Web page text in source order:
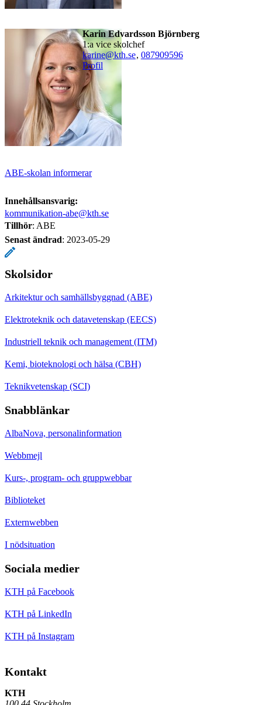
Karin Edvardsson Björnberg
1:a vice skolchef
karine@kth.se, 087909596
Profil
ABE-skolan informerar
Innehållsansvarig:
kommunikation-abe@kth.se
Tillhör: ABE
Senast ändrad: 2023-05-29
Skolsidor
Arkitektur och samhällsbyggnad (ABE)
Elektroteknik och datavetenskap (EECS)
Industriell teknik och management (ITM)
Kemi, bioteknologi och hälsa (CBH)
Teknikvetenskap (SCI)
Snabblänkar
AlbaNova, personalinformation
Webbmejl
Kurs-, program- och gruppwebbar
Biblioteket
Externwebben
I nödsituation
Sociala medier
KTH på Facebook
KTH på LinkedIn
KTH på Instagram
Kontakt
KTH